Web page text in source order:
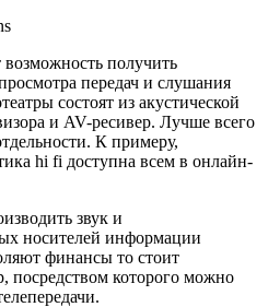
получить
передач и слушания
состоят из акустической
и AV-ресивер. Лучше всего
К примеру,
hi fi доступна всем в онлайн-
звук и
носителей информации
финансы то стоит
посредством которого можно